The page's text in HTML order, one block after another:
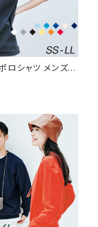
ロシャツ メンズ
袖 5.8オンス T/C
ケット無し)